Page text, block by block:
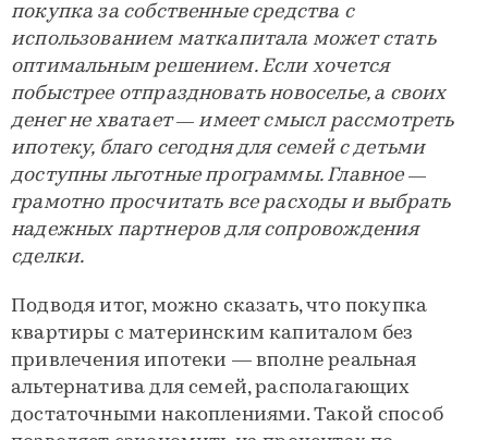
покупка за собственные средства с
использованием маткапитала может стать
оптимальным решением. Если хочется
побыстрее отпраздновать новоселье, а своих
денег не хватает — имеет смысл рассмотреть
ипотеку, благо сегодня для семей с детьми
доступны льготные программы. Главное —
грамотно просчитать все расходы и выбрать
надежных партнеров для сопровождения
сделки.
Подводя итог, можно сказать, что покупка
квартиры с материнским капиталом без
привлечения ипотеки — вполне реальная
альтернатива для семей, располагающих
достаточными накоплениями. Такой способ